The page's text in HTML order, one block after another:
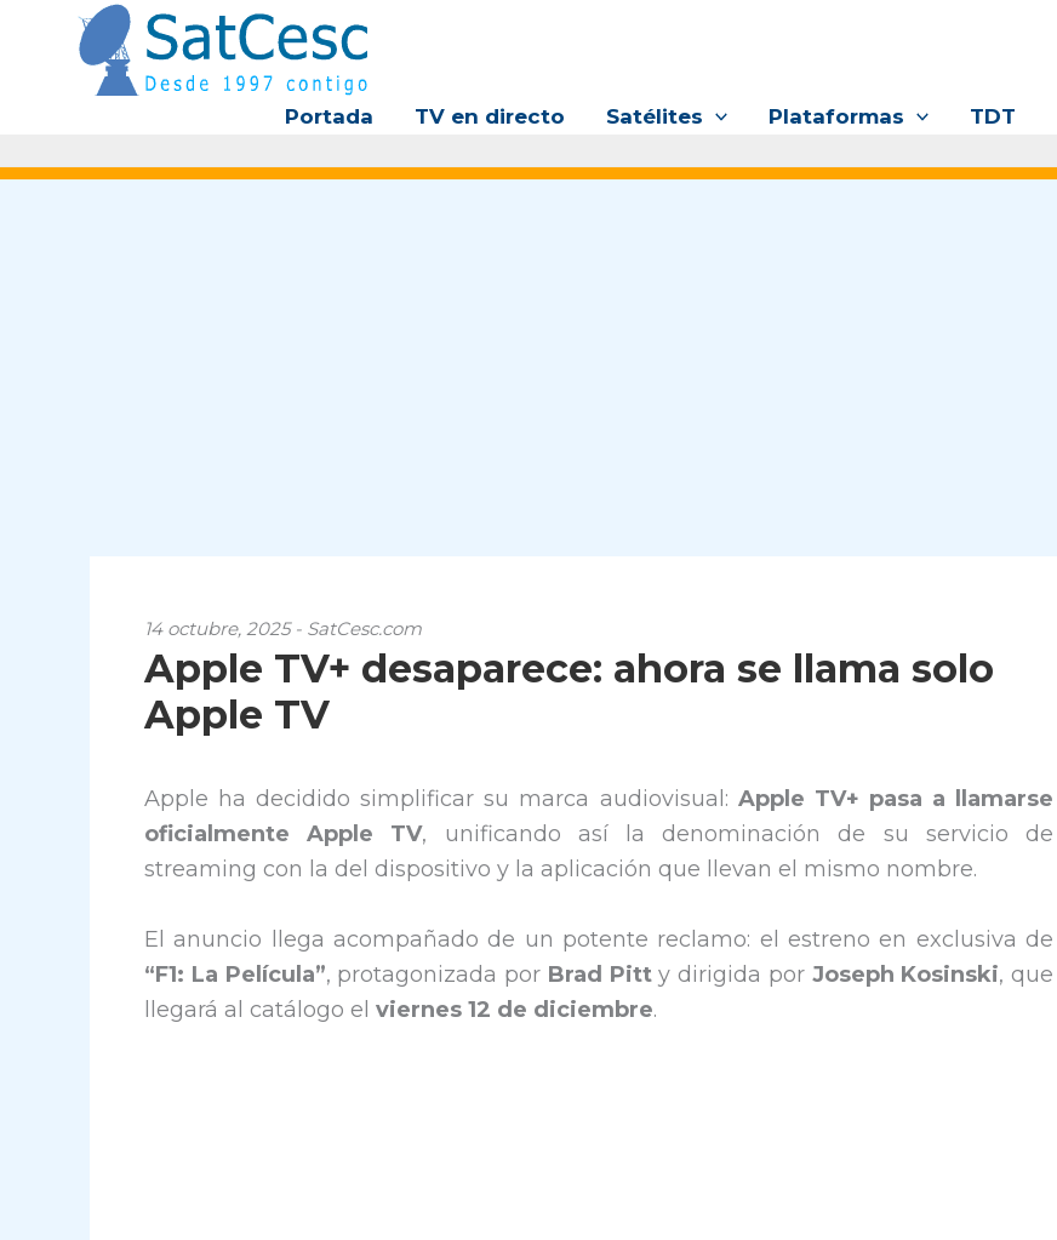
contenido
Portada TV en directo Satélites Plataformas TDT
14 octubre, 2025 - SatCesc.com
Apple TV+ desaparece: ahora se llama solo
Apple TV
Apple ha decidido simplificar su marca audiovisual: Apple TV+ pasa a llamarse
oficialmente Apple TV, unificando así la denominación de su servicio de
streaming con la del dispositivo y la aplicación que llevan el mismo nombre.
El anuncio llega acompañado de un potente reclamo: el estreno en exclusiva de
“F1: La Película”, protagonizada por Brad Pitty dirigida por Joseph Kosinski, que
llegará al catálogo el viernes 12 de diciembre.